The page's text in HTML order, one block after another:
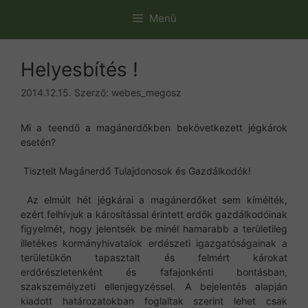
Menü
Helyesbítés !
2014.12.15. Szerző: webes_megosz
Mi a teendő a magánerdőkben bekövetkezett jégkárok
esetén?
Tisztelt Magánerdő Tulajdonosok és Gazdálkodók!
Az elmúlt hét jégkárai a magánerdőket sem kímélték,
ezért felhívjuk a károsítással érintett erdők gazdálkodóinak
figyelmét, hogy jelentsék be minél hamarabb a területileg
illetékes kormányhivatalok erdészeti igazgatóságainak a
területükön tapasztalt és felmért károkat
erdőrészletenként és fafajonkénti bontásban,
szakszemélyzeti ellenjegyzéssel. A bejelentés alapján
kiadott határozatokban foglaltak szerint lehet csak